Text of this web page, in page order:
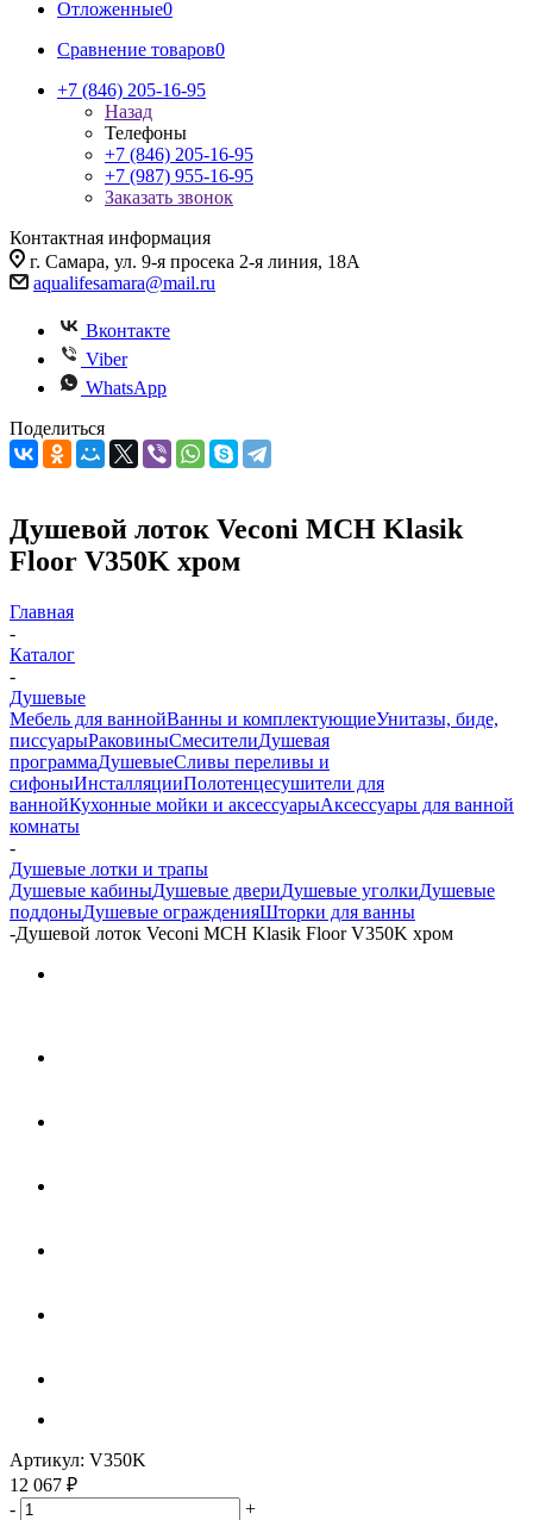
Отложенные0
Сравнение товаров0
+7 (846) 205-16-95
Назад
Телефоны
+7 (846) 205-16-95
+7 (987) 955-16-95
Заказать звонок
Контактная информация
г. Самара, ул. 9-я просека 2-я линия, 18А
aqualifesamara@mail.ru
Вконтакте
Viber
WhatsApp
Поделиться
Душевой лоток Veconi MCH Klasik
Floor V350K хром
Главная
-
Каталог
-
Душевые
Мебель для ваннойВанны и комплектующиеУнитазы, биде,
писсуарыРаковиныСмесителиДушевая
программаДушевыеСливы переливы и
сифоныИнсталляцииПолотенцесушители для
ваннойКухонные мойки и аксессуарыАксессуары для ванной
комнаты
-
Душевые лотки и трапы
Душевые кабиныДушевые двериДушевые уголкиДушевые
поддоныДушевые огражденияШторки для ванны
-Душевой лоток Veconi MCH Klasik Floor V350K хром
Артикул: V350K
12 067 ₽
-
+